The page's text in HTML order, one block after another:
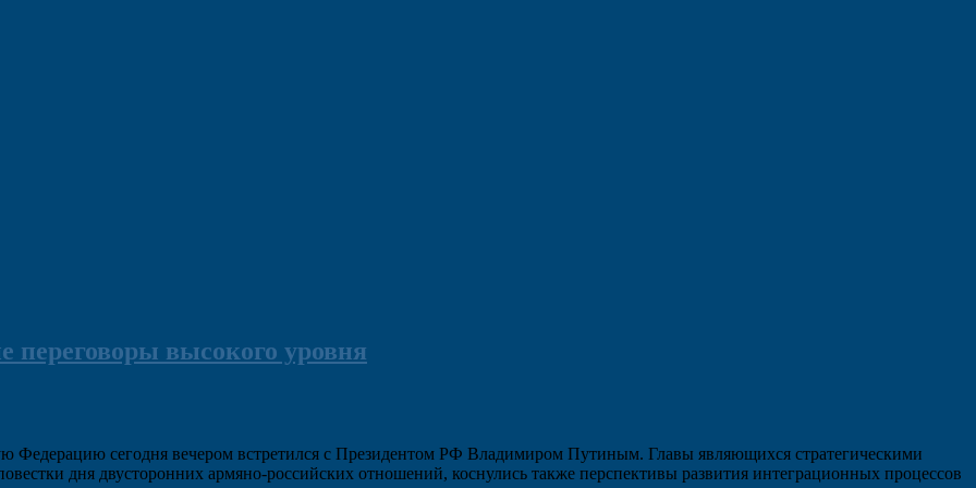
переговоры высокого уровня
Федерацию сегодня вечером встретился с Президентом РФ Владимиром Путиным. Главы являющихся стратегическими
дня двусторонних армяно-российских отношений, коснулись также перспективы развития интеграционных процессов